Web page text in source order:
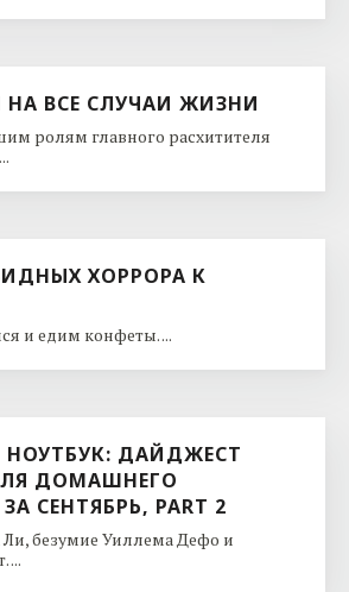
ВСЕ СЛУЧАИ ЖИЗНИ
ролям главного расхитителя
ХОРРОРА К
и едим конфеты. ...
ДАЙДЖЕСТ
ДОМАШНЕГО
СЕНТЯБРЬ, PART 2
безумие Уиллема Дефо и
...